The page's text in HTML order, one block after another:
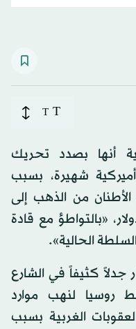
T
T
أنها بصدد تحريك
شهيرة، بسبب
من الذهب إلى
«بالتواطؤ مع قادة
الحالية».
جدلاً كثيفاً في الشارع
لنهب موارد
الغربية بسبب